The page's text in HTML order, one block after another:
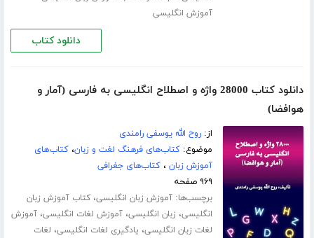
آموزش انگلیسی
دانلود کتاب
دانلود کتاب 28000 واژه و اصطلاح انگلیسی به فارسی (آمار و
هوافضا)
از:روح الله یوسفی رامندی
موضوع:کتاب‌های فرهنگ لغت و زبان،کتاب‌های
آموزش زبان ،کتاب‌های جغرافی
۹۶۹ صفحه
برچسب‌ها:آموزش زبان انگلیسی،کتاب آموزش زبان
انگلیسی، زبان انگلیسی،آموزش لغات انگلیسی،آموزش
لغات زبان انگلیسی، یادگیری لغات انگلیسی، لغات